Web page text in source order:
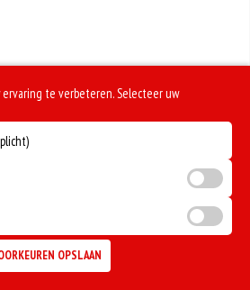
ervaring te verbeteren. Selecteer uw
OPSLAAN